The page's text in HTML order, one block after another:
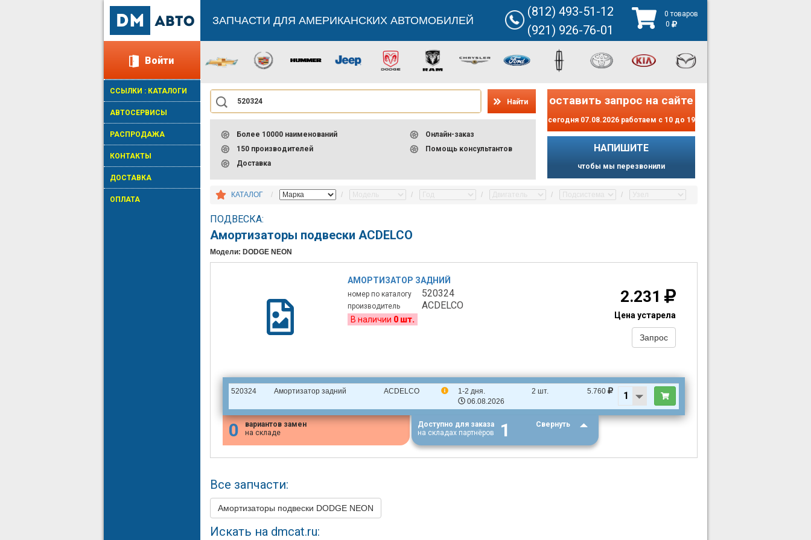
Войти
ССЫЛКИ : КАТАЛОГИ
АВТОСЕРВИСЫ
РАСПРОДАЖА
КОНТАКТЫ
ДОСТАВКА
ОПЛАТА
ЗАПЧАСТИ ДЛЯ АМЕРИКАНСКИХ АВТОМОБИЛЕЙ
(812) 493-51-12
(921) 926-76-01
0 товаров
0
Найти
Более 10000 наименований
150 производителей
Доставка
Онлайн-заказ
Помощь консультантов
оставить запрос на сайте
сегодня 07.08.2026 работаем с 10 до 19
НАПИШИТЕ
чтобы мы перезвонили
КАТАЛОГ
ПОДВЕСКА:
Амортизаторы подвески ACDELCO
Модели: DODGE NEON
АМОРТИЗАТОР ЗАДНИЙ
номер по каталогу 520324
производитель ACDELCO
В наличии 0 шт.
2.231
Цена устарела
Запрос
520324 Амортизатор задний ACDELCO
1-2 дня.
06.08.2026
2 шт. 5.760
0
вариантов замен
на складе
Доступно для заказа
на складах партнёров
1 Свернуть
Все запчасти:
Амортизаторы подвески DODGE NEON
Искать на dmcat.ru: